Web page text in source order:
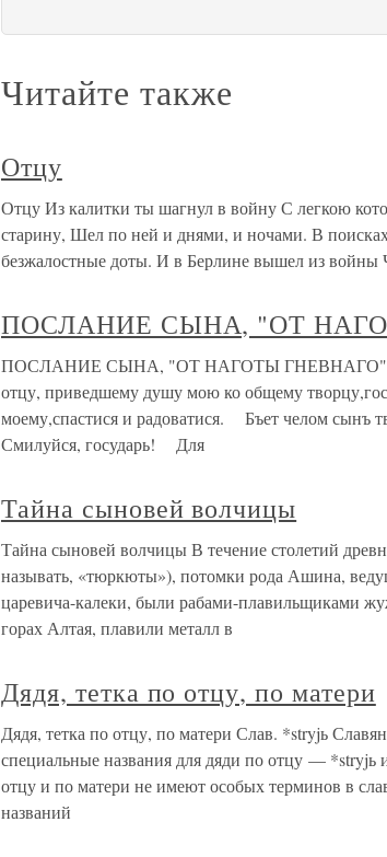
Читайте также
Отцу
Отцу Из калитки ты шагнул в войну С легкою
старину, Шел по ней и днями, и ночами. В
безжалостные доты. И в Берлине вышел из войны
ПОСЛАНИЕ СЫНА, "ОТ
ПОСЛАНИЕ СЫНА, "ОТ НАГОТЫ ГНЕВНАГО", К
отцу, приведшему душу мою ко общему
моему,спастися и радоватися. Бъет челом сынъ
Смилуйся, государь! Для
Тайна сыновей волчицы
Тайна сыновей волчицы В течение столетий
называть, «тюркюты»), потомки рода Ашина,
царевича-калеки, были рабами-плавильщиками
горах Алтая, плавили металл в
Дядя, тетка по отцу, по матери
Дядя, тетка по отцу, по матери Слав. *stryjь
специальные названия для дяди по отцу —
отцу и по матери не имеют особых терминов в
названий